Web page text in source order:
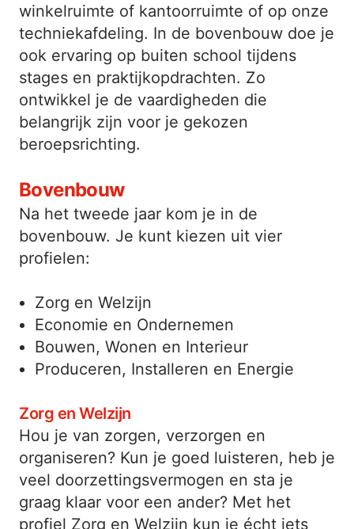
winkelruimte of kantoorruimte of op onze
techniekafdeling. In de bovenbouw doe je
ook ervaring op buiten school tijdens
stages en praktijkopdrachten. Zo
ontwikkel je de vaardigheden die
belangrijk zijn voor je gekozen
beroepsrichting.
Bovenbouw
Na het tweede jaar kom je in de
bovenbouw. Je kunt kiezen uit vier
profielen:
Zorg en Welzijn
Economie en Ondernemen
Bouwen, Wonen en Interieur
Produceren, Installeren en Energie
Zorg en Welzijn
Hou je van zorgen, verzorgen en
organiseren? Kun je goed luisteren, heb je
veel doorzettingsvermogen en sta je
graag klaar voor een ander? Met het
profiel Zorg en Welzijn kun je écht iets